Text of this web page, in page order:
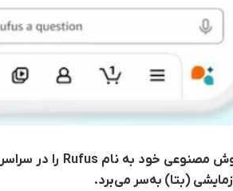
مصنوعی خود به نام Rufus را در
(بتا) به‌سر می‌برد.